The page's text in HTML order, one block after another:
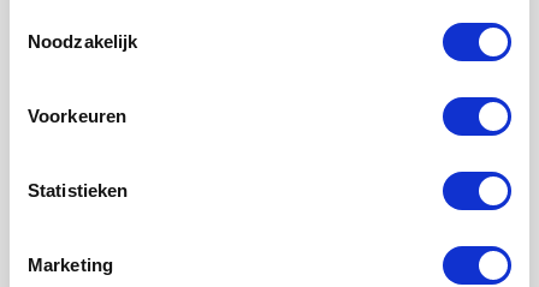
Noodzakelijk
Voorkeuren
Statistieken
Marketing
KEGELFILTERS - CONISCHE FILTERS
ONDERHOUD WTW VENTILATIE
Mijn account